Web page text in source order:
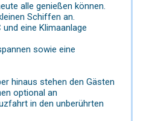
alle genießen können.
Schiffen an.
eine Klimaanlage
sowie eine
hinaus stehen den Gästen
optional an
in den unberührten